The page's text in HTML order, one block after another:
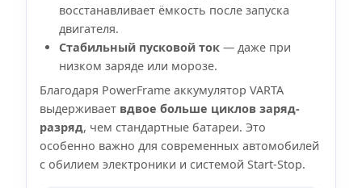
восстанавливает ёмкость после запуска
двигателя.
Стабильный пусковой ток — даже при
низком заряде или морозе.
Благодаря PowerFrame аккумулятор VARTA
выдерживает вдвое больше циклов заряд-
разряд, чем стандартные батареи. Это
особенно важно для современных автомобилей
с обилием электроники и системой Start-Stop.